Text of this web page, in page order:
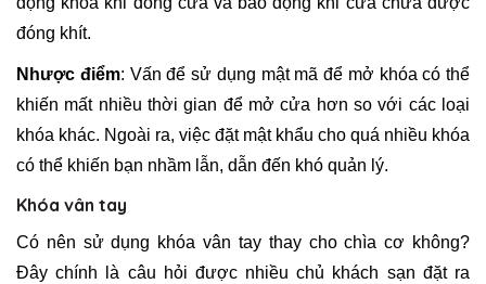
đóng khít.
Nhược điểm: Vấn để sử dụng mật mã để mở khóa có thể
khiến mất nhiều thời gian để mở cửa hơn so với các loại
khóa khác. Ngoài ra, việc đặt mật khẩu cho quá nhiều khóa
có thể khiến bạn nhầm lẫn, dẫn đến khó quản lý.
Khóa vân tay
Có nên sử dụng khóa vân tay thay cho chìa cơ không?
Đây chính là câu hỏi được nhiều chủ khách sạn đặt ra